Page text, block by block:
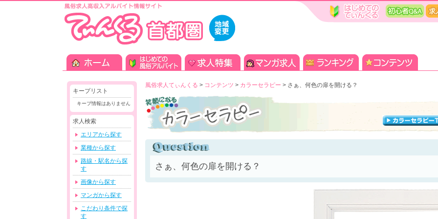
風俗求人てぃんくる > コンテンツ > カラーセラピー > さぁ、何色の扉を開ける？
さぁ、何色の扉を開ける？
キープリスト
キープ情報はありません
求人検索
エリアから探す
業種から探す
路線・駅名から探
す
画像から探す
マンガから探す
こだわり条件で探
す